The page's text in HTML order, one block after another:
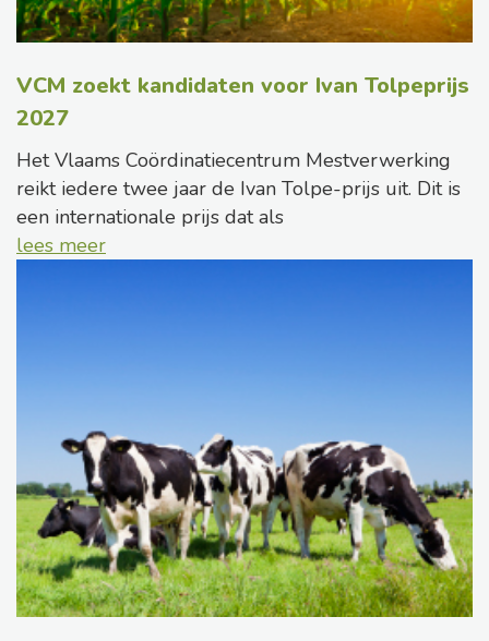
VCM zoekt kandidaten voor Ivan Tolpeprijs
2027
Het Vlaams Coördinatiecentrum Mestverwerking
reikt iedere twee jaar de Ivan Tolpe-prijs uit. Dit is
een internationale prijs dat als
lees meer